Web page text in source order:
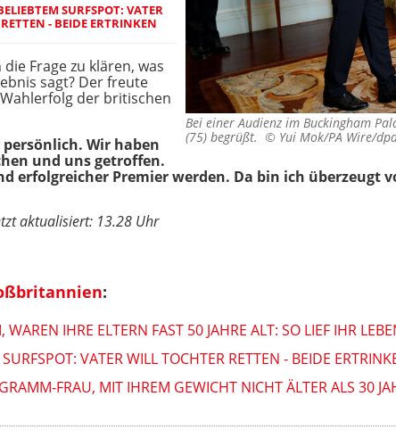
Bei einer Audienz im Buckingham
(75) begrüßt. © Yui Mok/PA Wire/
SURFSPOT: VATER
- BEIDE ERTRINKEN
Frage zu klären, was
sagt? Der freute
der britischen
Wir haben
und uns getroffen.
erfolgreicher Premier werden. Da bin ich überzeugt
aktualisiert: 13.28 Uhr
:
WAREN IHRE ELTERN FAST 50 JAHRE ALT: SO LIEF IHR
VATER WILL TOCHTER RETTEN - BEIDE
FRAU, MIT IHREM GEWICHT NICHT ÄLTER ALS 30